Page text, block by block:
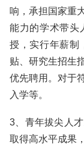
响，承担国家重
能力的学术带头
授，实行年薪制
贴、研究生招生
优先聘用。对于
入学等。
3、青年拔尖人
取得高水平成果